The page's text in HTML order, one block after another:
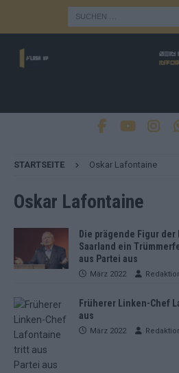
STARTSEITE Oskar Lafontaine
Oskar Lafontaine
Die prägende Figur
Saarland ein
aus Partei aus
März 2022
Früherer Linken-Chef
aus
März 2022